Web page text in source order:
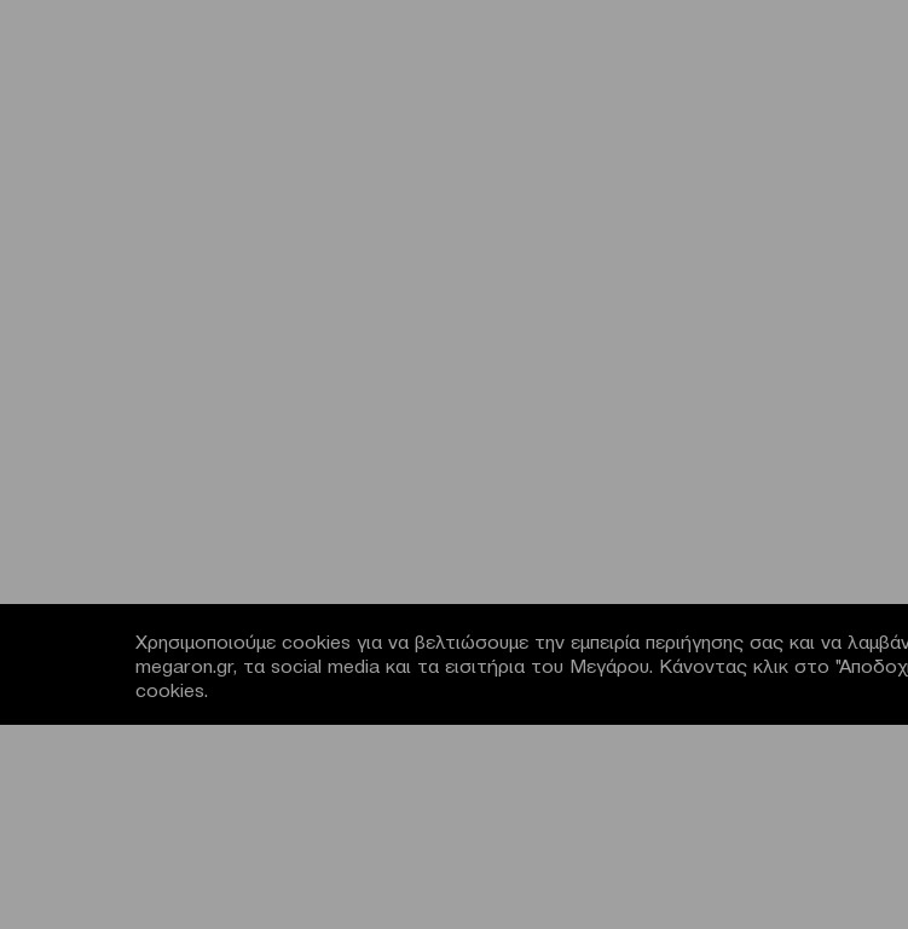
Χρησιμοποιούμε cookies για να βελτιώσουμε την εμπειρία περιήγησης σας και να
megaron.gr, τα social media και τα εισιτήρια του Μεγάρου. Κάνοντας κλικ στο
cookies.